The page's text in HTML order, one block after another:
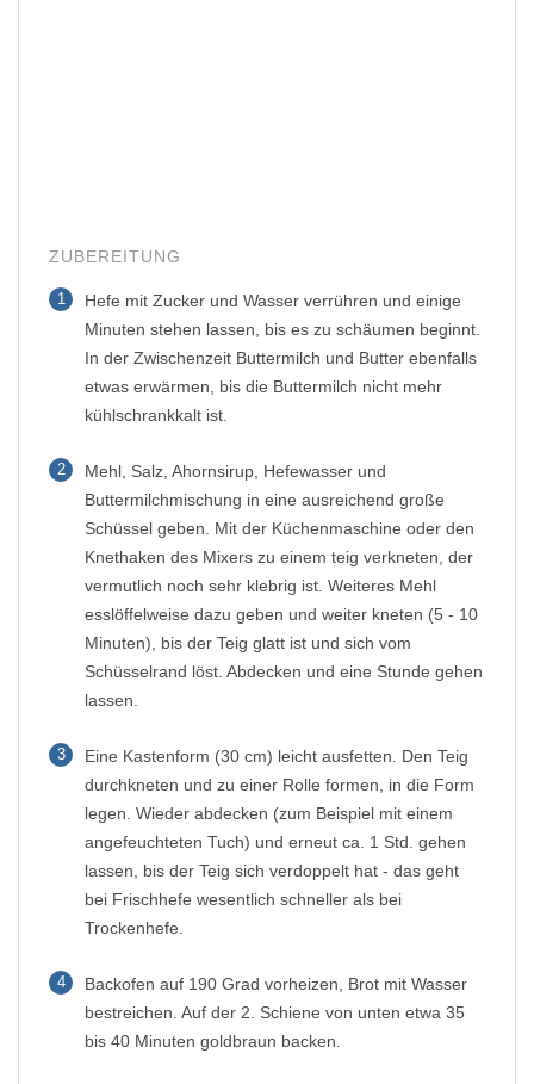
ZUBEREITUNG
1
Hefe mit Zucker und Wasser verrühren und einige
Minuten stehen lassen, bis es zu schäumen beginnt.
In der Zwischenzeit Buttermilch und Butter ebenfalls
etwas erwärmen, bis die Buttermilch nicht mehr
kühlschrankkalt ist.
2
Mehl, Salz, Ahornsirup, Hefewasser und
Buttermilchmischung in eine ausreichend große
Schüssel geben. Mit der Küchenmaschine oder den
Knethaken des Mixers zu einem teig verkneten, der
vermutlich noch sehr klebrig ist. Weiteres Mehl
esslöffelweise dazu geben und weiter kneten (5 - 10
Minuten), bis der Teig glatt ist und sich vom
Schüsselrand löst. Abdecken und eine Stunde gehen
lassen.
3
Eine Kastenform (30 cm) leicht ausfetten. Den Teig
durchkneten und zu einer Rolle formen, in die Form
legen. Wieder abdecken (zum Beispiel mit einem
angefeuchteten Tuch) und erneut ca. 1 Std. gehen
lassen, bis der Teig sich verdoppelt hat - das geht
bei Frischhefe wesentlich schneller als bei
Trockenhefe.
4
Backofen auf 190 Grad vorheizen, Brot mit Wasser
bestreichen. Auf der 2. Schiene von unten etwa 35
bis 40 Minuten goldbraun backen.